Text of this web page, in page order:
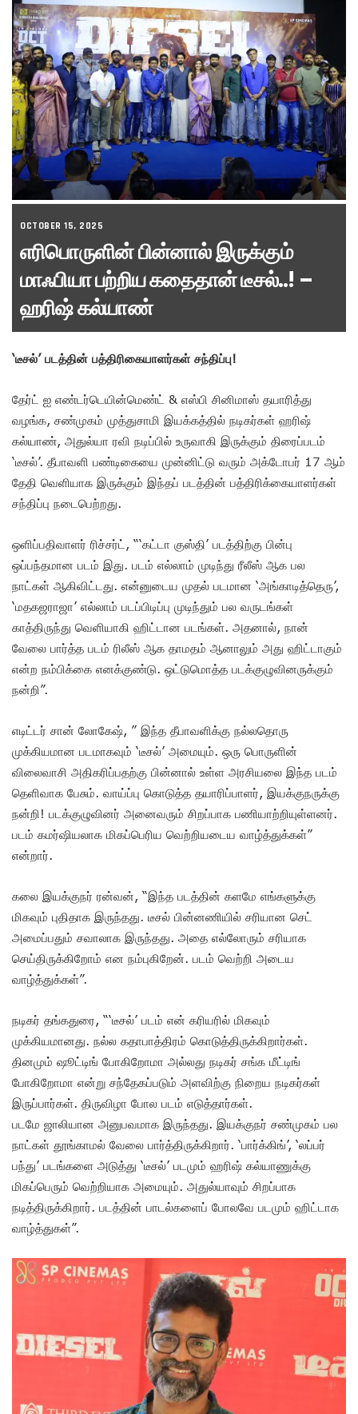
OCTOBER 15, 2025
எரிபொருளின் பின்னால் இருக்கும்
மாஃபியா பற்றிய கதைதான் டீசல்..! –
ஹரிஷ் கல்யாண்
‘டீசல்’ படத்தின் பத்திரிகையாளர்கள் சந்திப்பு!
தேர்ட் ஐ எண்டர்டெயின்மெண்ட் & எஸ்பி சினிமாஸ் தயாரித்து
வழங்க, சண்முகம் முத்துசாமி இயக்கத்தில் நடிகர்கள் ஹரிஷ்
கல்யாண், அதுல்யா ரவி நடிப்பில் உருவாகி இருக்கும் திரைப்படம்
‘டீசல்’. தீபாவளி பண்டிகையை முன்னிட்டு வரும் அக்டோபர் 17 ஆம்
தேதி வெளியாக இருக்கும் இந்தப் படத்தின் பத்திரிக்கையாளர்கள்
சந்திப்பு நடைபெற்றது.
ஒளிப்பதிவாளர் ரிச்சர்ட், “‘கட்டா குஸ்தி’ படத்திற்கு பின்பு
ஒப்பந்தமான படம் இது. படம் எல்லாம் முடிந்து ரீலீஸ் ஆக பல
நாட்கள் ஆகிவிட்டது. என்னுடைய முதல் படமான ‘அங்காடித்தெரு’,
‘மதகஜராஜா’ எல்லாம் படப்பிடிப்பு முடிந்தும் பல வருடங்கள்
காத்திருந்து வெளியாகி ஹிட்டான படங்கள். அதனால், நான்
வேலை பார்த்த படம் ரிலீஸ் ஆக தாமதம் ஆனாலும் அது ஹிட்டாகும்
என்ற நம்பிக்கை எனக்குண்டு. ஒட்டுமொத்த படக்குழுவினருக்கும்
நன்றி”.
எடிட்டர் சான் லோகேஷ், ” இந்த தீபாவளிக்கு நல்லதொரு
முக்கியமான படமாகவும் ‘டீசல்’ அமையும். ஒரு பொருளின்
விலைவாசி அதிகரிப்பதற்கு பின்னால் உள்ள அரசியலை இந்த படம்
தெளிவாக பேசும். வாய்ப்பு கொடுத்த தயாரிப்பாளர், இயக்குநருக்கு
நன்றி! படக்குழுவினர் அனைவரும் சிறப்பாக பணியாற்றியுள்ளனர்.
படம் கமர்ஷியலாக மிகப்பெரிய வெற்றியடைய வாழ்த்துக்கள்”
என்றார்.
கலை இயக்குநர் ரன்வன், “இந்த படத்தின் களமே எங்களுக்கு
மிகவும் புதிதாக இருந்தது. டீசல் பின்னணியில் சரியான செட்
அமைப்பதும் சவாலாக இருந்தது. அதை எல்லோரும் சரியாக
செய்திருக்கிறோம் என நம்புகிறேன். படம் வெற்றி அடைய
வாழ்த்துக்கள்”.
நடிகர் தங்கதுரை, “‘டீசல்’ படம் என் கரியரில் மிகவும்
முக்கியமானது. நல்ல கதாபாத்திரம் கொடுத்திருக்கிறார்கள்.
தினமும் ஷூட்டிங் போகிறோமா அல்லது நடிகர் சங்க மீட்டிங்
போகிறோமா என்று சந்தேகப்படும் அளவிற்கு நிறைய நடிகர்கள்
இருப்பார்கள். திருவிழா போல படம் எடுத்தார்கள்.
படமே ஜாலியான அனுபவமாக இருந்தது. இயக்குநர் சண்முகம் பல
நாட்கள் தூங்காமல் வேலை பார்த்திருக்கிறார். ‘பார்க்கிங்’, ‘லப்பர்
பந்து’ படங்களை அடுத்து ‘டீசல்’ படமும் ஹரிஷ் கல்யாணுக்கு
மிகப்பெரும் வெற்றியாக அமையும். அதுல்யாவும் சிறப்பாக
நடித்திருக்கிறார். படத்தின் பாடல்களைப் போலவே படமும் ஹிட்டாக
வாழ்த்துகள்”.